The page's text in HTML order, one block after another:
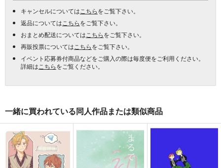
キャンセルについては こちらをご覧下さい。
返品については こちらをご覧下さい。
おまとめ配送については こちらをご覧下さい。
再販投票については こちらをご覧下さい。
イベント応募券付商品などをご購入の際は毎度便をご利用ください。
詳細は こちらをご覧ください。
一緒に買われている同人作品または類似商品